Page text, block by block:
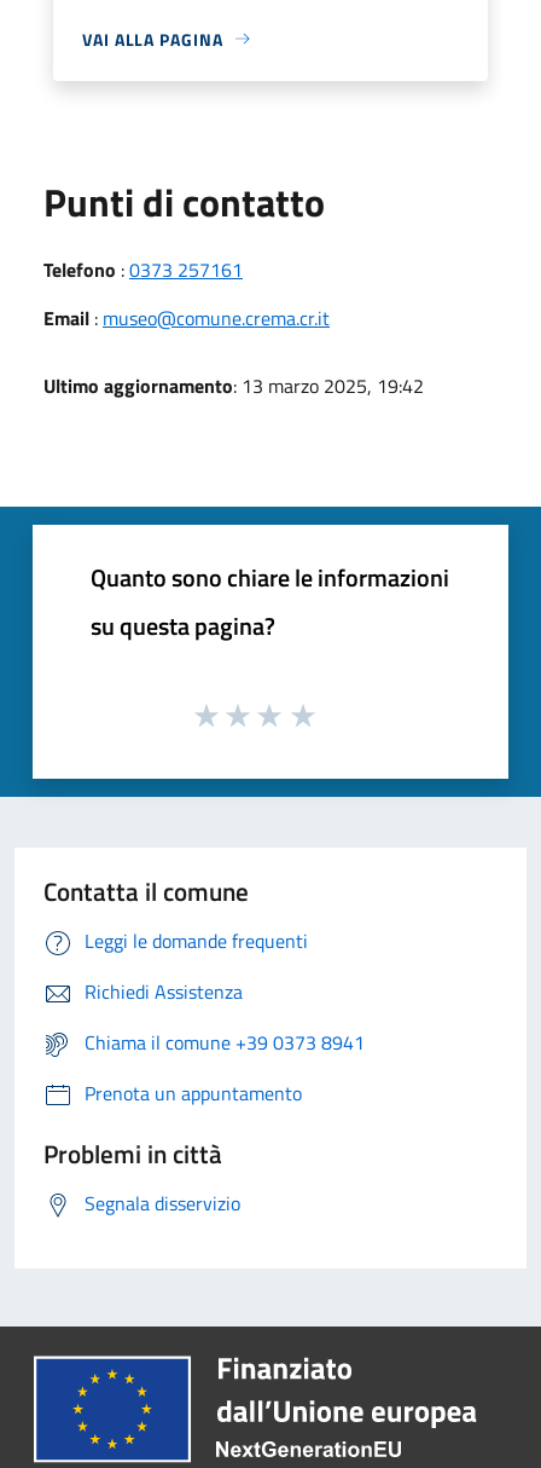
VAI ALLA PAGINA
Punti di contatto
Telefono :0373 257161
Email : museo@comune.crema.cr.it
Ultimo aggiornamento: 13 marzo 2025, 19:42
Quanto sono chiare le informazioni
su questa pagina?
Contatta il comune
Leggi le domande frequenti
Richiedi Assistenza
Chiama il comune +39 0373 8941
Prenota un appuntamento
Problemi in città
Segnala disservizio